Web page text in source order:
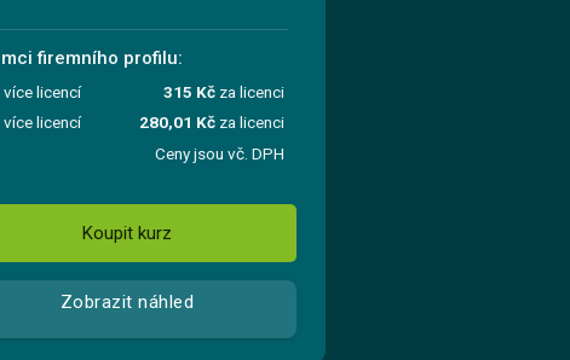
firemního profilu:
více licencí 315 Kč za licenci
více licencí 280,01 Kč za licenci
Ceny jsou vč. DPH
Koupit kurz
Zobrazit náhled